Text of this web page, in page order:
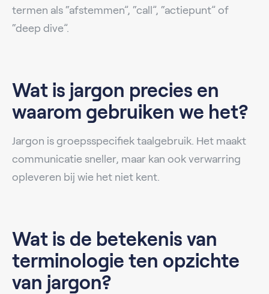
termen als “afstemmen”, “call”, “actiepunt” of
“deep dive”.
Wat is jargon precies en
waarom gebruiken we het?
Jargon is groepsspecifiek taalgebruik. Het maakt
communicatie sneller, maar kan ook verwarring
opleveren bij wie het niet kent.
Wat is de betekenis van
terminologie ten opzichte
van jargon?